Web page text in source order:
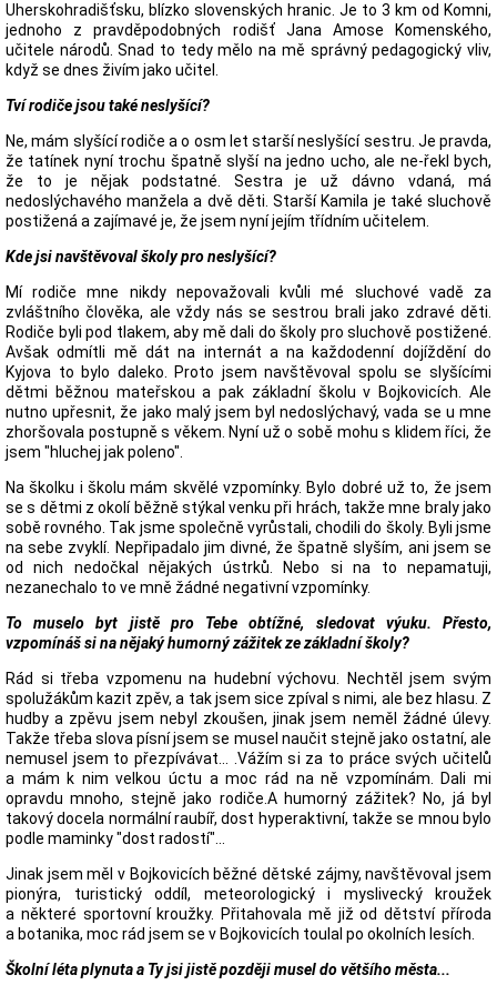
Uherskohradišťsku, blízko slovenských hranic. Je to 3 km od Komni,
jednoho z pravděpodobných rodišť Jana Amose Komenského,
učitele národů. Snad to tedy mělo na mě správný pedagogický vliv,
když se dnes živím jako učitel.
Tví rodiče jsou také neslyšící?
Ne, mám slyšící rodiče a o osm let starší neslyšící sestru. Je pravda,
že tatínek nyní trochu špatně slyší na jedno ucho, ale ne-řekl bych,
že to je nějak podstatné. Sestra je už dávno vdaná, má
nedoslýchavého manžela a dvě děti. Starší Kamila je také sluchově
postižená a zajímavé je, že jsem nyní jejím třídním učitelem.
Kde jsi navštěvoval školy pro neslyšící?
Mí rodiče mne nikdy nepovažovali kvůli mé sluchové vadě za
zvláštního člověka, ale vždy nás se sestrou brali jako zdravé děti.
Rodiče byli pod tlakem, aby mě dali do školy pro sluchově postižené.
Avšak odmítli mě dát na internát a na každodenní dojíždění do
Kyjova to bylo daleko. Proto jsem navštěvoval spolu se slyšícími
dětmi běžnou mateřskou a pak základní školu v Bojkovicích. Ale
nutno upřesnit, že jako malý jsem byl nedoslýchavý, vada se u mne
zhoršovala postupně s věkem. Nyní už o sobě mohu s klidem říci, že
jsem "hluchej jak poleno".
Na školku i školu mám skvělé vzpomínky. Bylo dobré už to, že jsem
se s dětmi z okolí běžně stýkal venku při hrách, takže mne braly jako
sobě rovného. Tak jsme společně vyrůstali, chodili do školy. Byli jsme
na sebe zvyklí. Nepřipadalo jim divné, že špatně slyším, ani jsem se
od nich nedočkal nějakých ústrků. Nebo si na to nepamatuji,
nezanechalo to ve mně žádné negativní vzpomínky.
To muselo byt jistě pro Tebe obtížné, sledovat výuku. Přesto,
vzpomínáš si na nějaký humorný zážitek ze základní školy?
Rád si třeba vzpomenu na hudební výchovu. Nechtěl jsem svým
spolužákům kazit zpěv, a tak jsem sice zpíval s nimi, ale bez hlasu. Z
hudby a zpěvu jsem nebyl zkoušen, jinak jsem neměl žádné úlevy.
Takže třeba slova písní jsem se musel naučit stejně jako ostatní, ale
nemusel jsem to přezpívávat... .Vážím si za to práce svých učitelů
a mám k nim velkou úctu a moc rád na ně vzpomínám. Dali mi
opravdu mnoho, stejně jako rodiče.A humorný zážitek? No, já byl
takový docela normální raubíř, dost hyperaktivní, takže se mnou bylo
podle maminky "dost radostí"...
Jinak jsem měl v Bojkovicích běžné dětské zájmy, navštěvoval jsem
pionýra, turistický oddíl, meteorologický i myslivecký kroužek
a některé sportovní kroužky. Přitahovala mě již od dětství příroda
a botanika, moc rád jsem se v Bojkovicích toulal po okolních lesích.
Školní léta plynuta a Ty jsi jistě později musel do většího města...